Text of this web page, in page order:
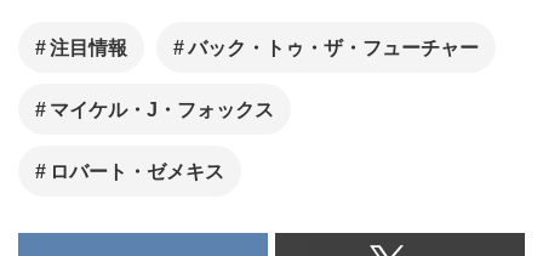
注目情報 バック・トゥ・ザ・フューチャー
マイケル・J・フォックス
ロバート・ゼメキス